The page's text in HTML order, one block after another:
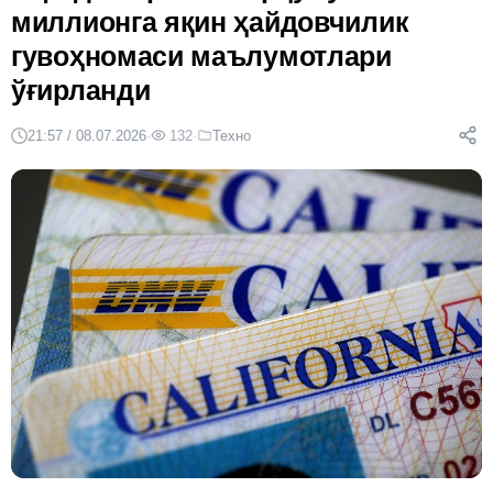
миллионга яқин ҳайдовчилик
гувоҳномаси маълумотлари
ўғирланди
21:57 / 08.07.2026· 132· Техно